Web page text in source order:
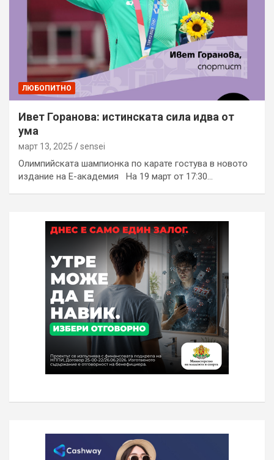
ЛЮБОПИТНО
Ивет Горанова: истинската сила идва от
ума
март 13, 2025 sensei
Олимпийската шампионка по карате гостува в новото
издание на Е-академия На 19 март от 17:30…